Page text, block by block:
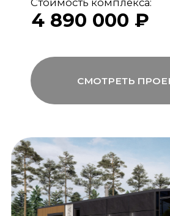
5 дней
11,2 × 6,5 × 3,25 м
Размеры (ДxШxВ):
80 дней
Срок
изготовления:
72 м²
Общая площадь:
модульный банный комплекс
FRIAS PREMIUM